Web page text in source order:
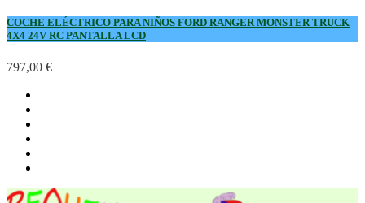
COCHE ELÉCTRICO PARA NIÑOS FORD RANGER MONSTER TRUCK
4X4 24V RC PANTALLA LCD
797,00 €